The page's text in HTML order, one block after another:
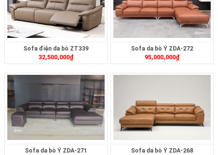
Sofa điện da bò ZT339
32,500,000₫
Sofa da bò Ý ZDA-272
95,000,000₫
Sofa da bò Ý ZDA-271 Sofa da bò Ý ZDA-268